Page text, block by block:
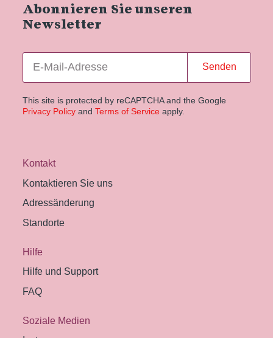
Abonnieren Sie unseren
Newsletter
Senden
This site is protected by reCAPTCHA and the Google
Privacy Policyand Terms of Service apply.
Kontakt
Kontaktieren Sie uns
Adressänderung
Standorte
Hilfe
Hilfe und Support
FAQ
Soziale Medien